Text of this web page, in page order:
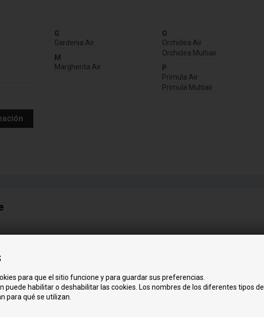
para que el sitio funcione y para guardar sus preferencias.
puede habilitar o deshabilitar las cookies. Los nombres de los diferentes tipos de
para qué se utilizan.
G
Gardenia Air
M
Margherita Air
O
Orchidea Air
Orchidea Multiair
P
Primula Air
Primula Multiair
Clean